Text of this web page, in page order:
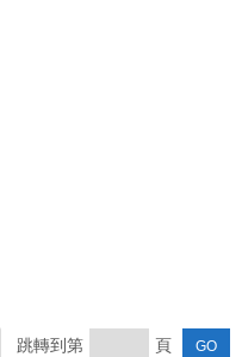
跳轉到第 頁